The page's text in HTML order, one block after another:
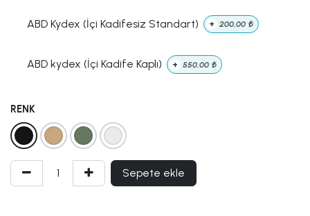
ABD Kydex (İçi Kadifesiz Standart) + 200,00 ₺
ABD kydex (İçi Kadife Kaplı) + 550,00 ₺
RENK
Sepete ekle